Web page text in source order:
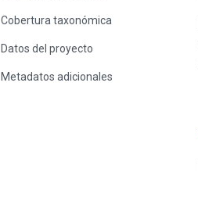
Cobertura taxonómica
Datos del proyecto
Metadatos adicionales